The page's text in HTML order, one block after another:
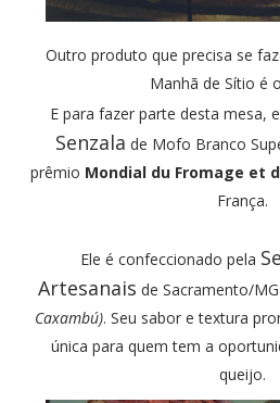
Outro produto que precisa se
Manhã de Sítio é
E para fazer parte desta mesa,
Senzala de Mofo Branco
prêmio Mondial du Fromage et
França.
Ele é confeccionado pela
Artesanais de Sacramento/MG
Caxambú). Seu sabor e textura
única para quem tem a
queijo.